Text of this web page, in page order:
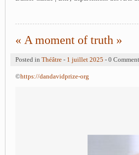
« A moment of truth »
Posted in Théâtre - 1 juillet 2025 - 0 Comment
©https://dandavidprize-org